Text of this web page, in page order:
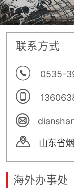
联系方式
 0535-


 山东省
海外办事处